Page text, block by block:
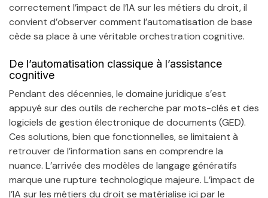
correctement l’impact de l’IA sur les métiers du droit, il
convient d’observer comment l’automatisation de base
cède sa place à une véritable orchestration cognitive.
De l’automatisation classique à l’assistance
cognitive
Pendant des décennies, le domaine juridique s’est
appuyé sur des outils de recherche par mots-clés et des
logiciels de gestion électronique de documents (GED).
Ces solutions, bien que fonctionnelles, se limitaient à
retrouver de l’information sans en comprendre la
nuance. L’arrivée des modèles de langage génératifs
marque une rupture technologique majeure. L’impact de
l’IA sur les métiers du droit se matérialise ici par le